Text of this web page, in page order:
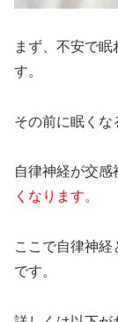
まず、不安で
す。
その前に眠くな
自律神経が交感
くなります。
ここで自律神
です。